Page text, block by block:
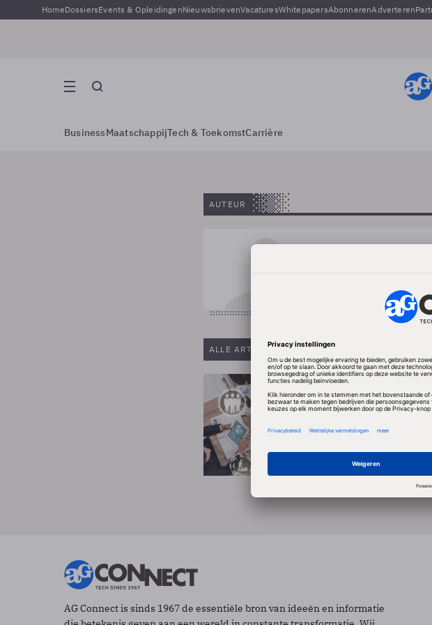
HomeDossiersEvents & OpleidingenNieuwsbrievenVacaturesWhitepapersAbonnerenAdverteren
BusinessMaatschappijTech & ToekomstCarrière
AUTEUR
ALLE ARTIKELEN VAN HENRI BEKENKAMP
Toon
AG Connect is sinds 1967 de essentiële bron van ideeën en informatie